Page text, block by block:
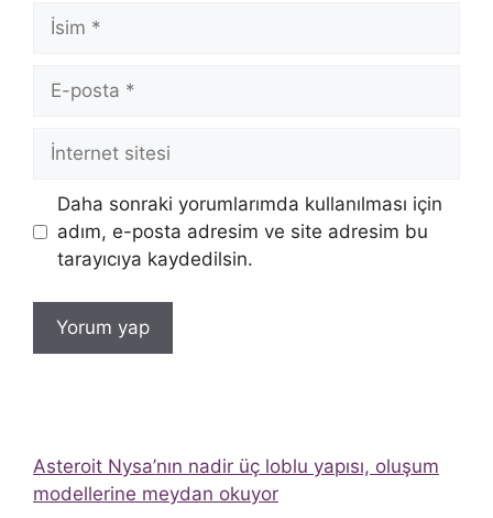
İsim
posta
İnternet
Daha sonraki yorumlarımda kullanılması için
adım, e-posta adresim ve site adresim bu
tarayıcıya kaydedilsin.
Asteroit Nysa’nın nadir üç loblu yapısı, oluşum
modellerine meydan okuyor